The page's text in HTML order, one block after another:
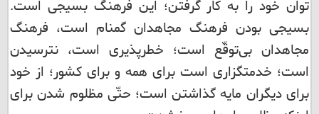
توان خود را به کار گرفتن؛ این فرهنگ بسیجی است.
بسیجی بودن فرهنگ مجاهدان گمنام است، فرهنگ
مجاهدان بی‌توقّع است؛ خطرپذیری است، نترسیدن
است؛ خدمتگزاری است برای همه و برای کشور؛ از خود
برای دیگران مایه گذاشتن است؛ حتّی مظلوم شدن برای